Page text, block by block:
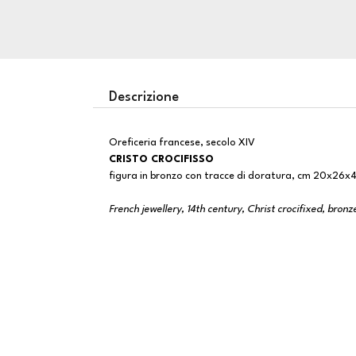
Descrizione
Oreficeria francese, secolo XIV
CRISTO CROCIFISSO
figura in bronzo con tracce di doratura, cm 20x26x4
French jewellery, 14th century, Christ crocifixed,